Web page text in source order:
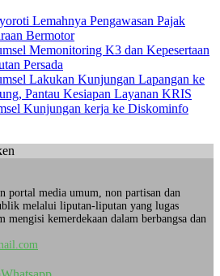
Lemahnya Pengawasan Pajak
Bermotor
Memonitoring K3 dan Kepesertaan
Persada
Lakukan Kunjungan Lapangan ke
Pantau Kesiapan Layanan KRIS
Kunjungan kerja ke Diskominfo
portal media umum, non partisan dan
melalui liputan-liputan yang lugas
mengisi kemerdekaan dalam berbangsa dan